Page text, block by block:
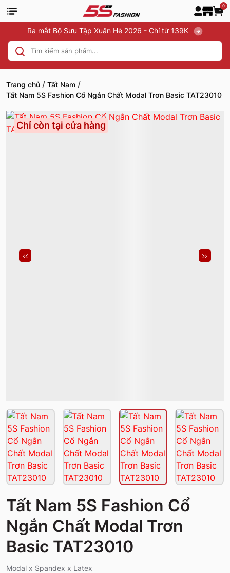
0
Ra mắt Bộ Sưu Tập Xuân Hè 2026 - Chỉ từ 139K
Trang chủ / Tất Nam /
Tất Nam 5S Fashion Cổ Ngắn Chất Modal Trơn Basic TAT23010
Chỉ còn tại cửa hàng
Tất Nam 5S Fashion Cổ
Ngắn Chất Modal Trơn
Basic TAT23010
Modal x Spandex x Latex